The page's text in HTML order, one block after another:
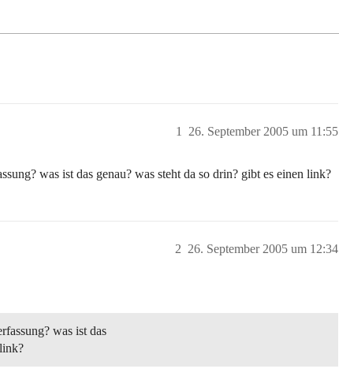
26. September 2005 um 11:55
1
was ist das genau? was steht da so drin? gibt es einen link?
26. September 2005 um 12:34
2
was ist das